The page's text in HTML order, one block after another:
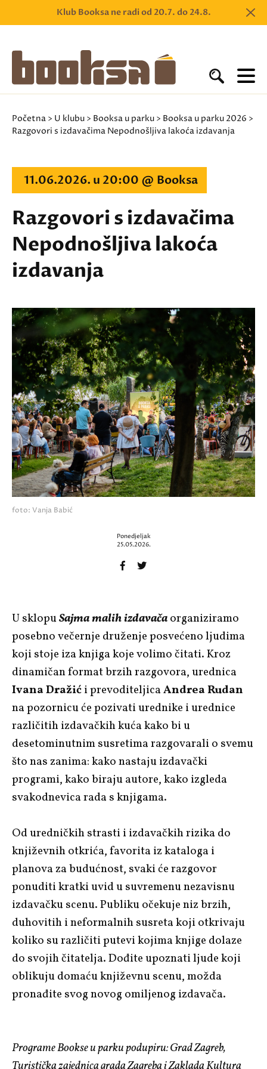
Klub Booksa ne radi od 20.7. do 24.8.
Početna > U klubu > Booksa u parku > Booksa u parku 2026 >
Razgovori s izdavačima Nepodnošljiva lakoća izdavanja
11.06.2026. u 20:00 @ Booksa
Razgovori s izdavačima
Nepodnošljiva lakoća
izdavanja
foto: Vanja Babić
Ponedjeljak
25.05.2026.
U sklopuSajma malih izdavačaorganiziramo
posebno večernje druženje posvećeno ljudima
koji stoje iza knjiga koje volimo čitati. Kroz
dinamičan format brzih razgovora, urednica
Ivana Dražići prevoditeljicaAndrea Rudan
na pozornicu će pozivati urednike i urednice
različitih izdavačkih kuća kako bi u
desetominutnim susretima razgovarali o svemu
što nas zanima: kako nastaju izdavački
programi, kako biraju autore, kako izgleda
svakodnevica rada s knjigama.
Od uredničkih strasti i izdavačkih rizika do
književnih otkrića, favorita iz kataloga i
planova za budućnost, svaki će razgovor
ponuditi kratki uvid u suvremenu nezavisnu
izdavačku scenu. Publiku očekuje niz brzih,
duhovitih i neformalnih susreta koji otkrivaju
koliko su različiti putevi kojima knjige dolaze
do svojih čitatelja. Dođite upoznati ljude koji
oblikuju domaću književnu scenu, možda
pronađite svog novog omiljenog izdavača.
Programe Bookse u parku podupiru: Grad Zagreb,
Turistička zajednica grada Zagreba i Zaklada Kultura